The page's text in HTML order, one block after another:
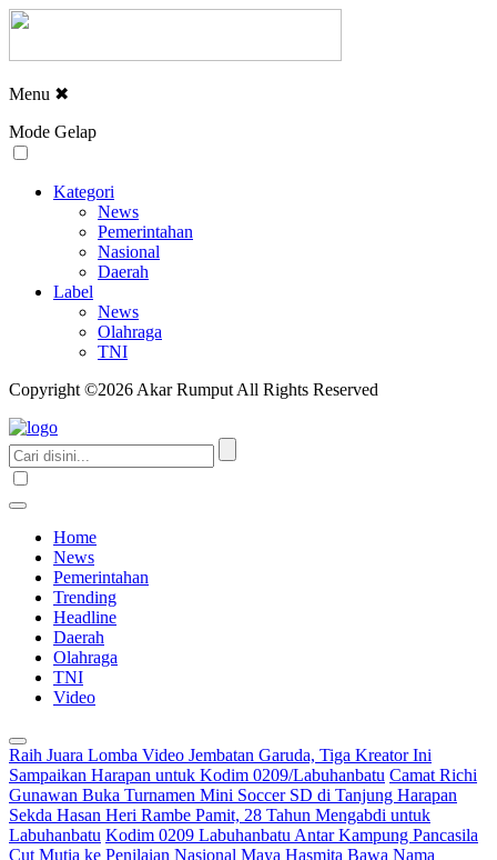
Menu ✖
Mode Gelap
Kategori
News
Pemerintahan
Nasional
Daerah
Label
News
Olahraga
TNI
Copyright ©2026 Akar Rumput All Rights Reserved
Home
News
Pemerintahan
Trending
Headline
Daerah
Olahraga
TNI
Video
Raih Juara Lomba Video Jembatan Garuda, Tiga Kreator Ini
Sampaikan Harapan untuk Kodim 0209/Labuhanbatu Camat Richi
Gunawan Buka Turnamen Mini Soccer SD di Tanjung Harapan
Sekda Hasan Heri Rambe Pamit, 28 Tahun Mengabdi untuk
Labuhanbatu Kodim 0209 Labuhanbatu Antar Kampung Pancasila
Cut Mutia ke Penilaian Nasional Maya Hasmita Bawa Nama